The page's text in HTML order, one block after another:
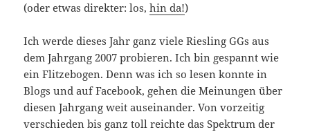
(oder etwas direkter: los,hin da!)
Ich werde dieses Jahr ganz viele Riesling GGs aus
dem Jahrgang 2007 probieren. Ich bin gespannt wie
ein Flitzebogen. Denn was ich so lesen konnte in
Blogs und auf Facebook, gehen die Meinungen über
diesen Jahrgang weit auseinander. Von vorzeitig
verschieden bis ganz toll reichte das Spektrum der